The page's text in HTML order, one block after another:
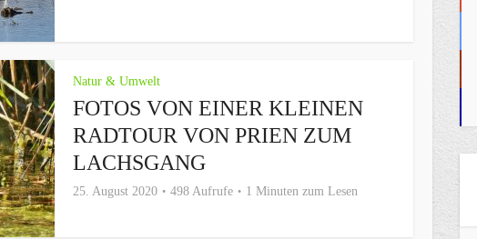
Natur & Umwelt
FOTOS VON EINER KLEINEN
RADTOUR VON PRIEN ZUM
LACHSGANG
25. August 2020 498 Aufrufe 1 Minuten zum Lesen